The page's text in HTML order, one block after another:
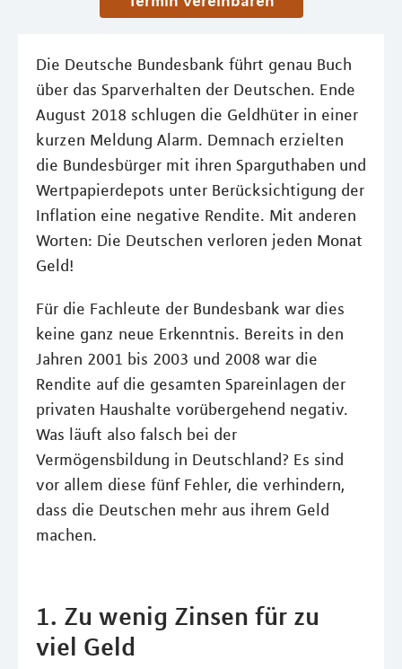
Die Deutsche Bundesbank führt genau Buch
über das Sparverhalten der Deutschen. Ende
August 2018 schlugen die Geldhüter in einer
kurzen Meldung Alarm. Demnach erzielten
die Bundesbürger mit ihren Sparguthaben und
Wertpapierdepots unter Berücksichtigung der
Inflation eine negative Rendite. Mit anderen
Worten: Die Deutschen verloren jeden Monat
Geld!
Für die Fachleute der Bundesbank war dies
keine ganz neue Erkenntnis. Bereits in den
Jahren 2001 bis 2003 und 2008 war die
Rendite auf die gesamten Spareinlagen der
privaten Haushalte vorübergehend negativ.
Was läuft also falsch bei der
Vermögensbildung in Deutschland? Es sind
vor allem diese fünf Fehler, die verhindern,
dass die Deutschen mehr aus ihrem Geld
machen.
1. Zu wenig Zinsen für zu
viel Geld